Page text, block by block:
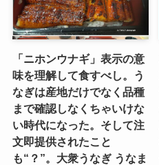
「ニホンウナギ」表示の意
味を理解して食すべし。う
なぎは産地だけでなく品種
まで確認しなくちゃいけな
い時代になった。そして注
文即提供されたこと
も“？”。大衆うなぎ うなま